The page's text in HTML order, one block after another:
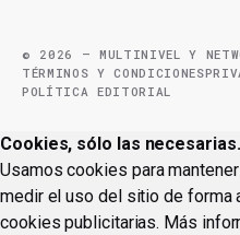
© 2026 — MULTINIVEL Y
TÉRMINOS Y CONDICIONES
POLÍTICA EDITORIAL
Cookies, sólo las necesarias.
Usamos cookies para
medir el uso del sitio de forma
cookies publicitarias. Más